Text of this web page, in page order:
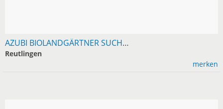
AZUBI BIOLANDGÄRTNER SUCHT 1-2-ZIMMER-WOHNUNG IN RT
Reutlingen
merken